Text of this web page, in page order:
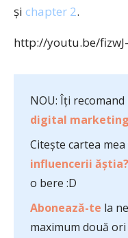
şi chapter 2.
http://youtu.be/
NOU: Îți recomand
digital marketing
Citește cartea mea
influencerii ăștia?
o bere :D
Abonează-te la
maximum două